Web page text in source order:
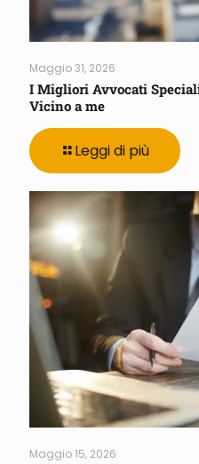
Maggio 31, 2026
I Migliori Avvocati
Vicino a me
Leggi di più
Maggio 15, 2026